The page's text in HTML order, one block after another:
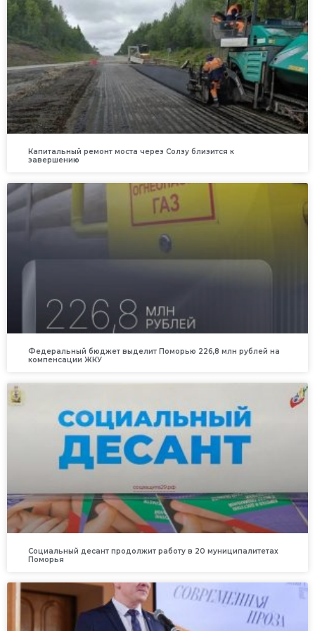
Капитальный ремонт моста через Солзу близится к
завершению
Федеральный бюджет выделит Поморью 226,8 млн рублей на
компенсации ЖКУ
Социальный десант продолжит работу в 20 муниципалитетах
Поморья